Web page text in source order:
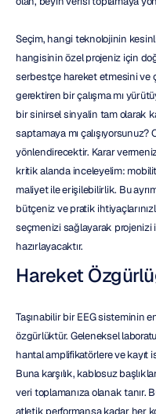
Seçim, hangi teknolojinin
hangisinin özel projeniz için
serbestçe hareket etmesini ve
gerektiren bir çalışma mı
bir sinirsel sinyalin tam olarak
saptamaya mı
yönlendirecektir. Karar
kritik alanda inceleyelim:
maliyet ile erişilebilirlik. Bu
bütçeniz ve pratik
seçmenizi sağlayarak projenizi
hazırlayacaktır.
Hareket
Taşınabilir bir EEG sisteminin
özgürlüktür. Geleneksel
hantal amplifikatörlere ve kayıt
Buna karşılık, kablosuz
veri toplamanıza olanak tanır.